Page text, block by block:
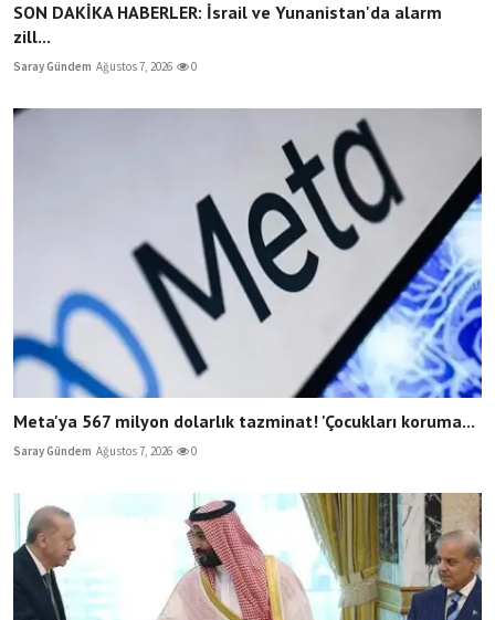
SON DAKİKA HABERLER: İsrail ve Yunanistan'da alarm
zill...
Saray Gündem Ağustos 7, 2026 0
Meta'ya 567 milyon dolarlık tazminat! 'Çocukları koruma...
Saray Gündem Ağustos 7, 2026 0